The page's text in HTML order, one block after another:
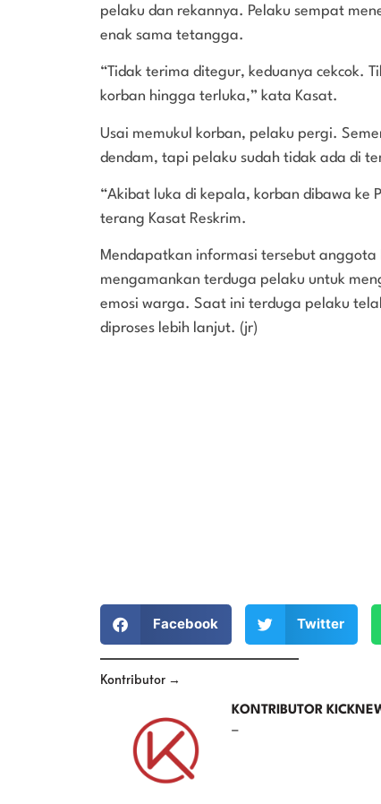
pelaku dan rekannya. Pelaku sempat
enak sama tetangga.
“Tidak terima ditegur, keduanya cekcok.
korban hingga terluka,” kata Kasat.
Usai memukul korban, pelaku pergi.
dendam, tapi pelaku sudah tidak ada di
“Akibat luka di kepala, korban dibawa ke
terang Kasat Reskrim.
Mendapatkan informasi tersebut anggota
mengamankan terduga pelaku untuk
emosi warga. Saat ini terduga pelaku
diproses lebih lanjut. (jr)
Facebook Twitter
Kontributor →
KONTRIBUTOR
–